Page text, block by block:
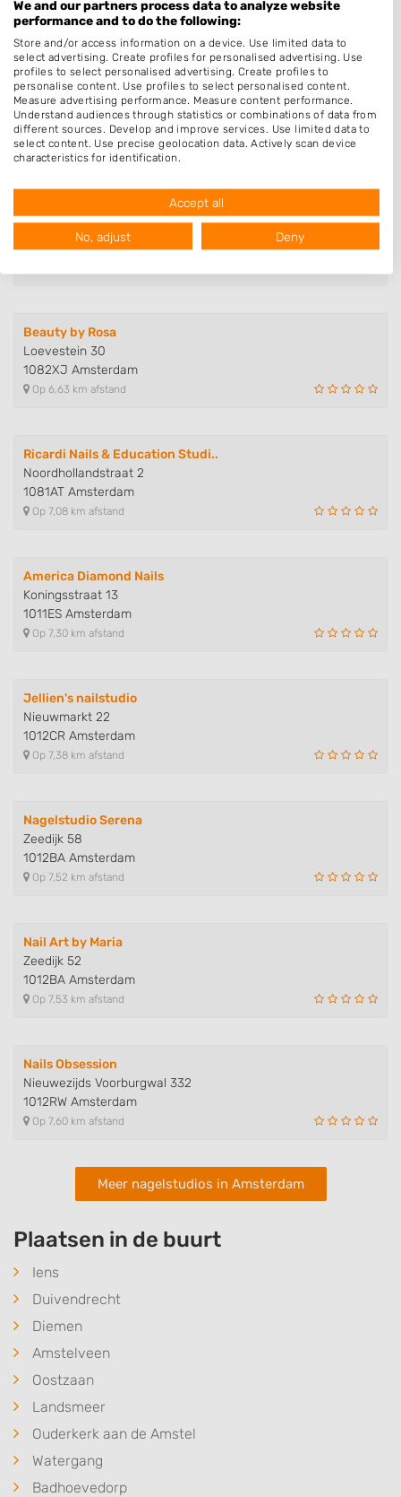
1191TC Ouderkerk aan de Amstel
Op 5,23 km afstand
't Nagelstudiootje
Kostverlorenhof 59
1183HG Amstelveen
Op 6,43 km afstand
De Fluit 22
1398CA Muiden
Beauty by Rosa
Loevestein 30
1082XJ Amsterdam
Op 6,63 km afstand
Ricardi Nails & Education Studi..
Noordhollandstraat 2
1081AT Amsterdam
Op 7,08 km afstand
America Diamond Nails
Koningsstraat 13
1011ES Amsterdam
Op 7,30 km afstand
Jellien's nailstudio
Nieuwmarkt 22
1012CR Amsterdam
Op 7,38 km afstand
Nagelstudio Serena
Zeedijk 58
1012BA Amsterdam
Op 7,52 km afstand
Nail Art by Maria
Zeedijk 52
1012BA Amsterdam
Op 7,53 km afstand
Nails Obsession
Nieuwezijds Voorburgwal 332
1012RW Amsterdam
Op 7,60 km afstand
Meer nagelstudios in Amsterdam
Plaatsen in de buurt
Iens
Duivendrecht
Diemen
Amstelveen
Oostzaan
Landsmeer
Ouderkerk aan de Amstel
Watergang
Badhoevedorp
We and our partners process data to analyze website
performance and to do the following:
Store and/or access information on a device. Use limited data to
select advertising. Create profiles for personalised advertising. Use
profiles to select personalised advertising. Create profiles to
personalise content. Use profiles to select personalised content.
Measure advertising performance. Measure content performance.
Understand audiences through statistics or combinations of data from
different sources. Develop and improve services. Use limited data to
select content. Use precise geolocation data. Actively scan device
characteristics for identification.
USA.
Your consent and the cookie policy applies solely to this website/app.
View Partner List (1016 IAB Vendors)
We use your data for the following purposes:
IAB processing purposes:
Use limited data to select advertising
Create profiles for personalised advertising
Create profiles to personalise content
Measure content performance
Understand audiences through statistics
or combinations of data from different
sources
Use limited data to select content
actively requested
Non-IAB processing purposes:
Necessary
Functional
Advertising
Accept all
No, adjust Deny